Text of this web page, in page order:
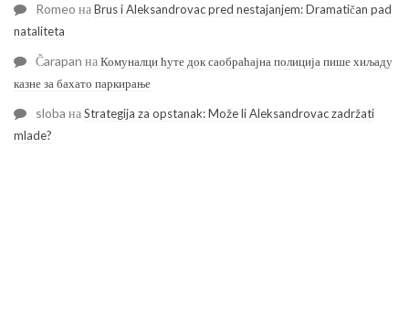
Romeo наBrus i Aleksandrovac pred nestajanjem: Dramatičan pad
nataliteta
Čarapan наКомуналци ћуте док саобраћајна полиција пише хиљаду
казне за бахато паркирање
sloba наStrategija za opstanak: Može li Aleksandrovac zadržati
mlade?